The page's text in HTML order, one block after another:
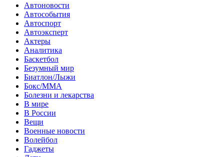
Автоновости
Автособытия
Автоспорт
Автоэксперт
Актеры
Аналитика
Баскетбол
Безумный мир
Биатлон/Лыжи
Бокс/MMA
Болезни и лекарства
В мире
В России
Вещи
Военные новости
Волейбол
Гаджеты